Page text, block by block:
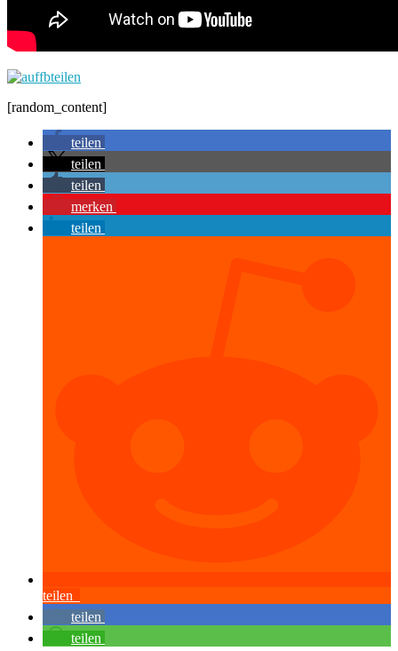
[random_content]
teilen
teilen
teilen
merken
teilen
teilen
teilen
teilen